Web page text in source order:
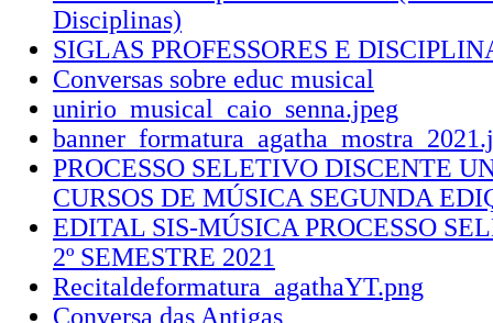
Disciplinas)
SIGLAS PROFESSORES E
Conversas sobre educ musical
unirio_musical_caio_senna.jpeg
PROCESSO SELETIVO DISCENTE
CURSOS DE MÚSICA SEGUNDA
EDITAL SIS-MÚSICA PROCESSO
2º SEMESTRE 2021
Recitaldeformatura_agathaYT.png
Conversa das Antigas